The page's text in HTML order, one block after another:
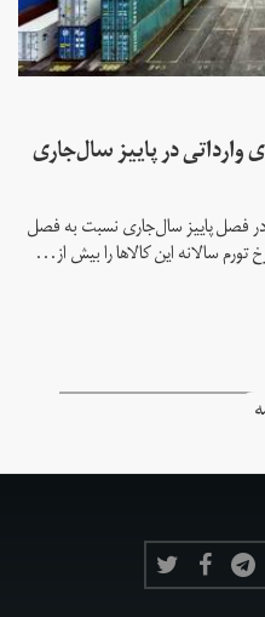
وارداتی در پاییز سال‌جاری
در فصل پاییز سال‌جاری نسبت به فصل